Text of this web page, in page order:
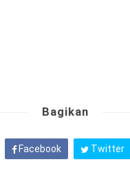
Bagikan
Facebook Twitter